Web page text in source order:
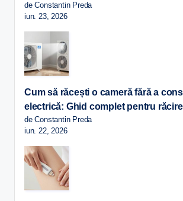
de Constantin Preda
iun. 23, 2026
Cum să răcești o cameră fără a
electrică: Ghid complet pentru
de Constantin Preda
iun. 22, 2026